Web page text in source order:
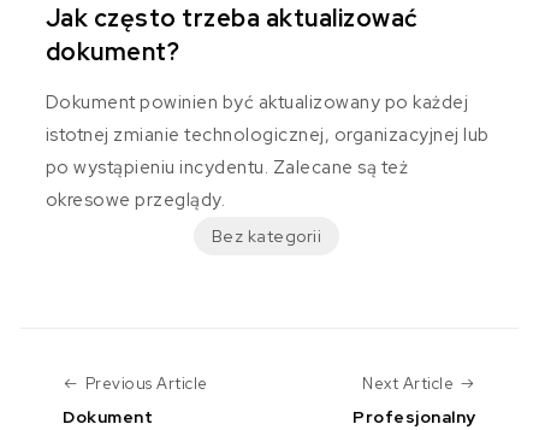
Jak często trzeba aktualizować
dokument?
Dokument powinien być aktualizowany po każdej
istotnej zmianie technologicznej, organizacyjnej lub
po wystąpieniu incydentu. Zalecane są też
okresowe przeglądy.
Bez kategorii
Previous Article
Dokument
Next Article
Profesjonalny